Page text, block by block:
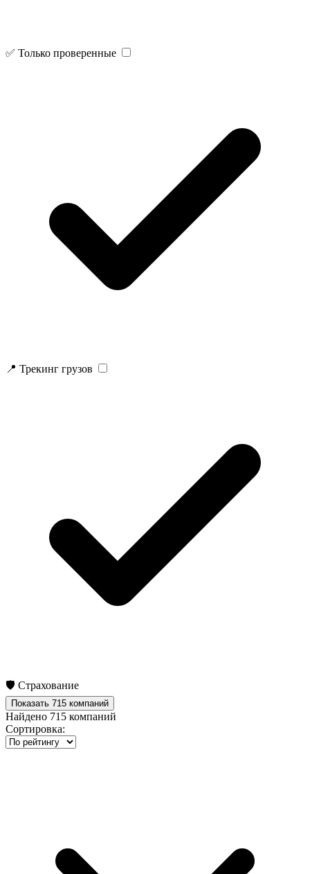
✅ Только проверенные
📍 Трекинг грузов
🛡️ Страхование
Показать 715 компаний
Найдено 715 компаний
Сортировка: